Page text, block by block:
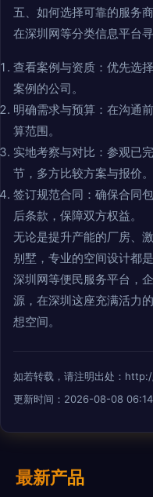
五、如何选择可靠的服务
在深圳网等分类信息平台
查看案例与资质：优先选
案例的公司。
明确需求与预算：在沟通
算范围。
实地考察与对比：参观已
节，多方比较方案与报价。
签订规范合同：确保合同
后条款，保障双方权益。
无论是提升产能的厂房、
别墅，专业的空间设计都
深圳网等便民服务平台，
源，在深圳这座充满活力
想空间。
如若转载，请注明出处：
更新时间：2026-08-08
最新产品